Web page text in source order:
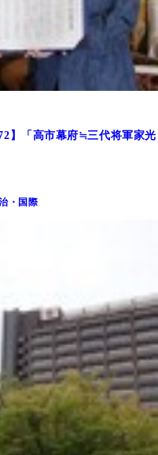
】「高市幕府≒三代将軍家光
・国際